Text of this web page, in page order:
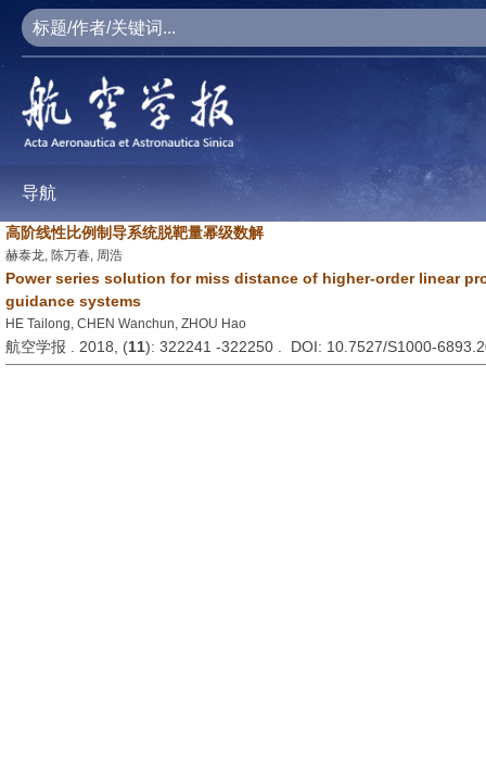
导航
高阶线性比例制导系统脱靶量幂级数解
赫泰龙, 陈万春, 周浩
Power series solution for miss distance of higher-order linear
guidance systems
HE Tailong, CHEN Wanchun, ZHOU Hao
航空学报 . 2018, (11): 322241 -322250 . DOI: 10.7527/S1000-